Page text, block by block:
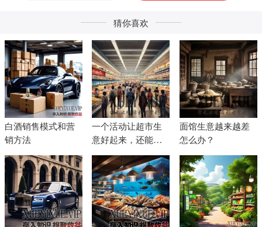
猜你喜欢
白酒销售模式和营
销方法
一个活动让超市生
意好起来，还能提
前锁定未来消费的
客户
面馆生意越来越差
怎么办？